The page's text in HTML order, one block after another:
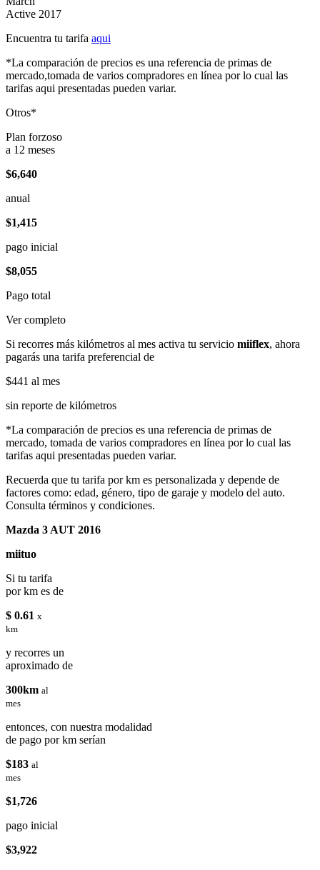
Active 2017
Encuentra tu tarifa aqui
*La comparación de precios es una referencia de primas de
mercado,tomada de varios compradores en línea por lo cual las
tarifas aqui presentadas pueden variar.
Otros*
Plan forzoso
a 12 meses
$6,640
anual
$1,415
pago inicial
$8,055
Pago total
Ver completo
Si recorres más kilómetros al mes activa tu servicio miiflex, ahora
pagarás una tarifa preferencial de
$441 al mes
sin reporte de kilómetros
*La comparación de precios es una referencia de primas de
mercado, tomada de varios compradores en línea por lo cual las
tarifas aqui presentadas pueden variar.
Recuerda que tu tarifa por km es personalizada y depende de
factores como: edad, género, tipo de garaje y modelo del auto.
Consulta términos y condiciones.
Mazda 3 AUT 2016
miituo
Si tu tarifa
por km es de
$ 0.61 x
km
y recorres un
aproximado de
300km al
mes
entonces, con nuestra modalidad
de pago por km serían
$183 al
mes
$1,726
pago inicial
$3,922